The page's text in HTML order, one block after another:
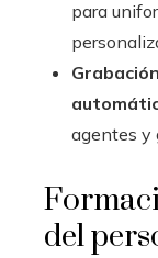
para
agentes y
del